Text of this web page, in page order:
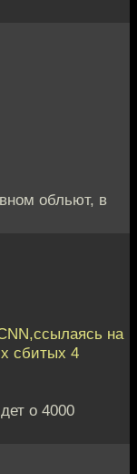
обльют, в
на
сбитых 4
о 4000